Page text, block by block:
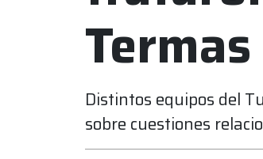
Distintos equipos del
sobre cuestiones